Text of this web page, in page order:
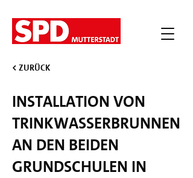
< Zurück
Installation von
Trinkwasserbrunnen
an den beiden
Grundschulen in